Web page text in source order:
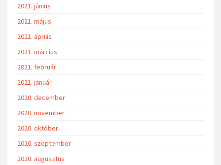
2021. június
2021. május
2021. április
2021. március
2021. február
2021. január
2020. december
2020. november
2020. október
2020. szeptember
2020. augusztus